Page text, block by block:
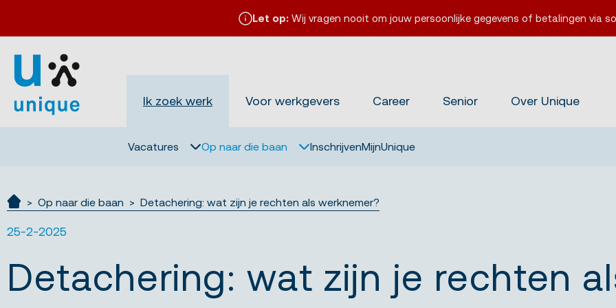
Let op: Wij vragen nooit om jouw persoonlijke gegevens of betalingen via
Ik zoek werk Voor werkgevers Career Senior Over Unique
Vacatures Op naar die baan InschrijvenMijnUnique
Op naar die baan Detachering: wat zijn je rechten als werknemer?
25-2-2025
Detachering: wat zijn je rechten